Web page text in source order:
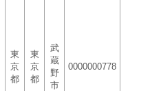
東
京
都
東
京
都
武
蔵
野
市
0000000778